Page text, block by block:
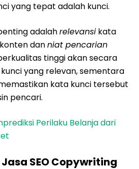
yang tepat adalah kunci.
adalahrelevansi kata
danniat pencarian
tinggi akan secara
yang relevan, sementara
kata kunci tersebut
pencari.
Perilaku Belanja dari
SEO Copywriting